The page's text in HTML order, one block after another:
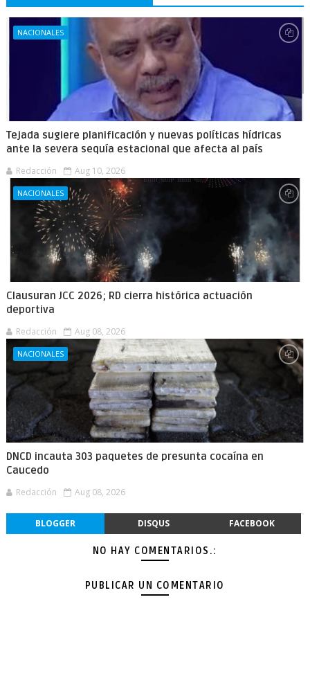
NACIONALES
Tejada sugiere planificación y nuevas políticas hídricas
ante la severa sequía estacional que afecta al país
Redacción Aug 10, 2026
NACIONALES
Clausuran JCC 2026; RD cierra histórica actuación
deportiva
Redacción Aug 08, 2026
NACIONALES
DNCD incauta 303 paquetes de presunta cocaína en
Caucedo
Redacción Aug 08, 2026
BLOGGER DISQUS FACEBOOK
NO HAY COMENTARIOS.:
PUBLICAR UN COMENTARIO